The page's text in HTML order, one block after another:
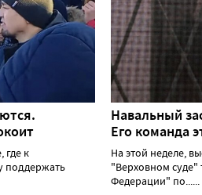
где к
поддержать
Навальный
Его команда
На этой неделе,
"Верховном суде"
Федерации" по......